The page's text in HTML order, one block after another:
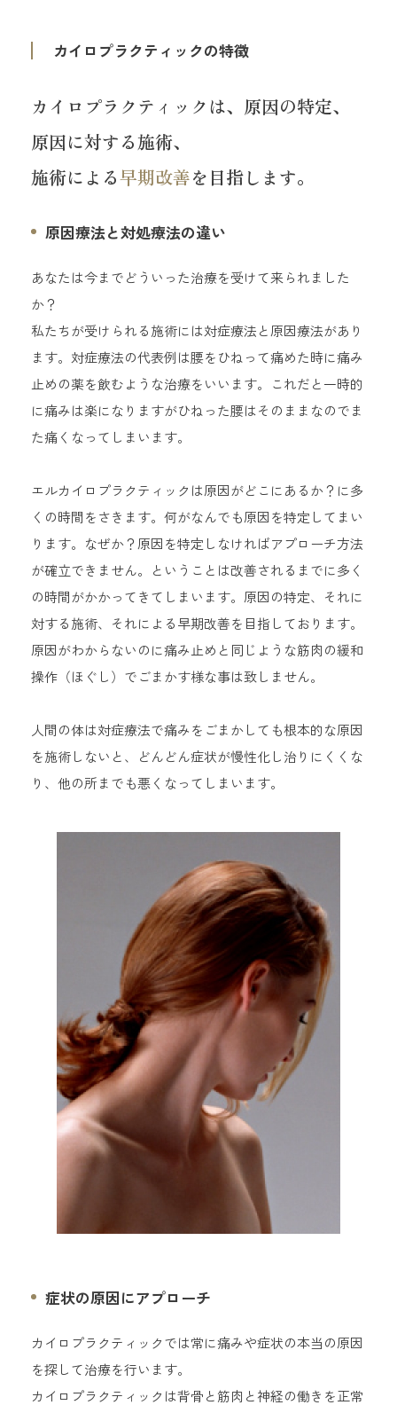
カイロプラクティックの特徴
カイロプラクティックは、原因の特定、
原因に対する施術、
施術による早期改善を目指します。
原因療法と対処療法の違い
あなたは今までどういった治療を受けて来られました
か？
私たちが受けられる施術には対症療法と原因療法があり
ます。対症療法の代表例は腰をひねって痛めた時に痛み
止めの薬を飲むような治療をいいます。これだと一時的
に痛みは楽になりますがひねった腰はそのままなのでま
た痛くなってしまいます。
エルカイロプラクティックは原因がどこにあるか？に多
くの時間をさきます。何がなんでも原因を特定してまい
ります。なぜか？原因を特定しなければアプローチ方法
が確立できません。ということは改善されるまでに多く
の時間がかかってきてしまいます。原因の特定、それに
対する施術、それによる早期改善を目指しております。
原因がわからないのに痛み止めと同じような筋肉の緩和
操作（ほぐし）でごまかす様な事は致しません。
人間の体は対症療法で痛みをごまかしても根本的な原因
を施術しないと、どんどん症状が慢性化し治りにくくな
り、他の所までも悪くなってしまいます。
症状の原因にアプローチ
カイロプラクティックでは常に痛みや症状の本当の原因
を探して治療を行います。
カイロプラクティックは背骨と筋肉と神経の働きを正常